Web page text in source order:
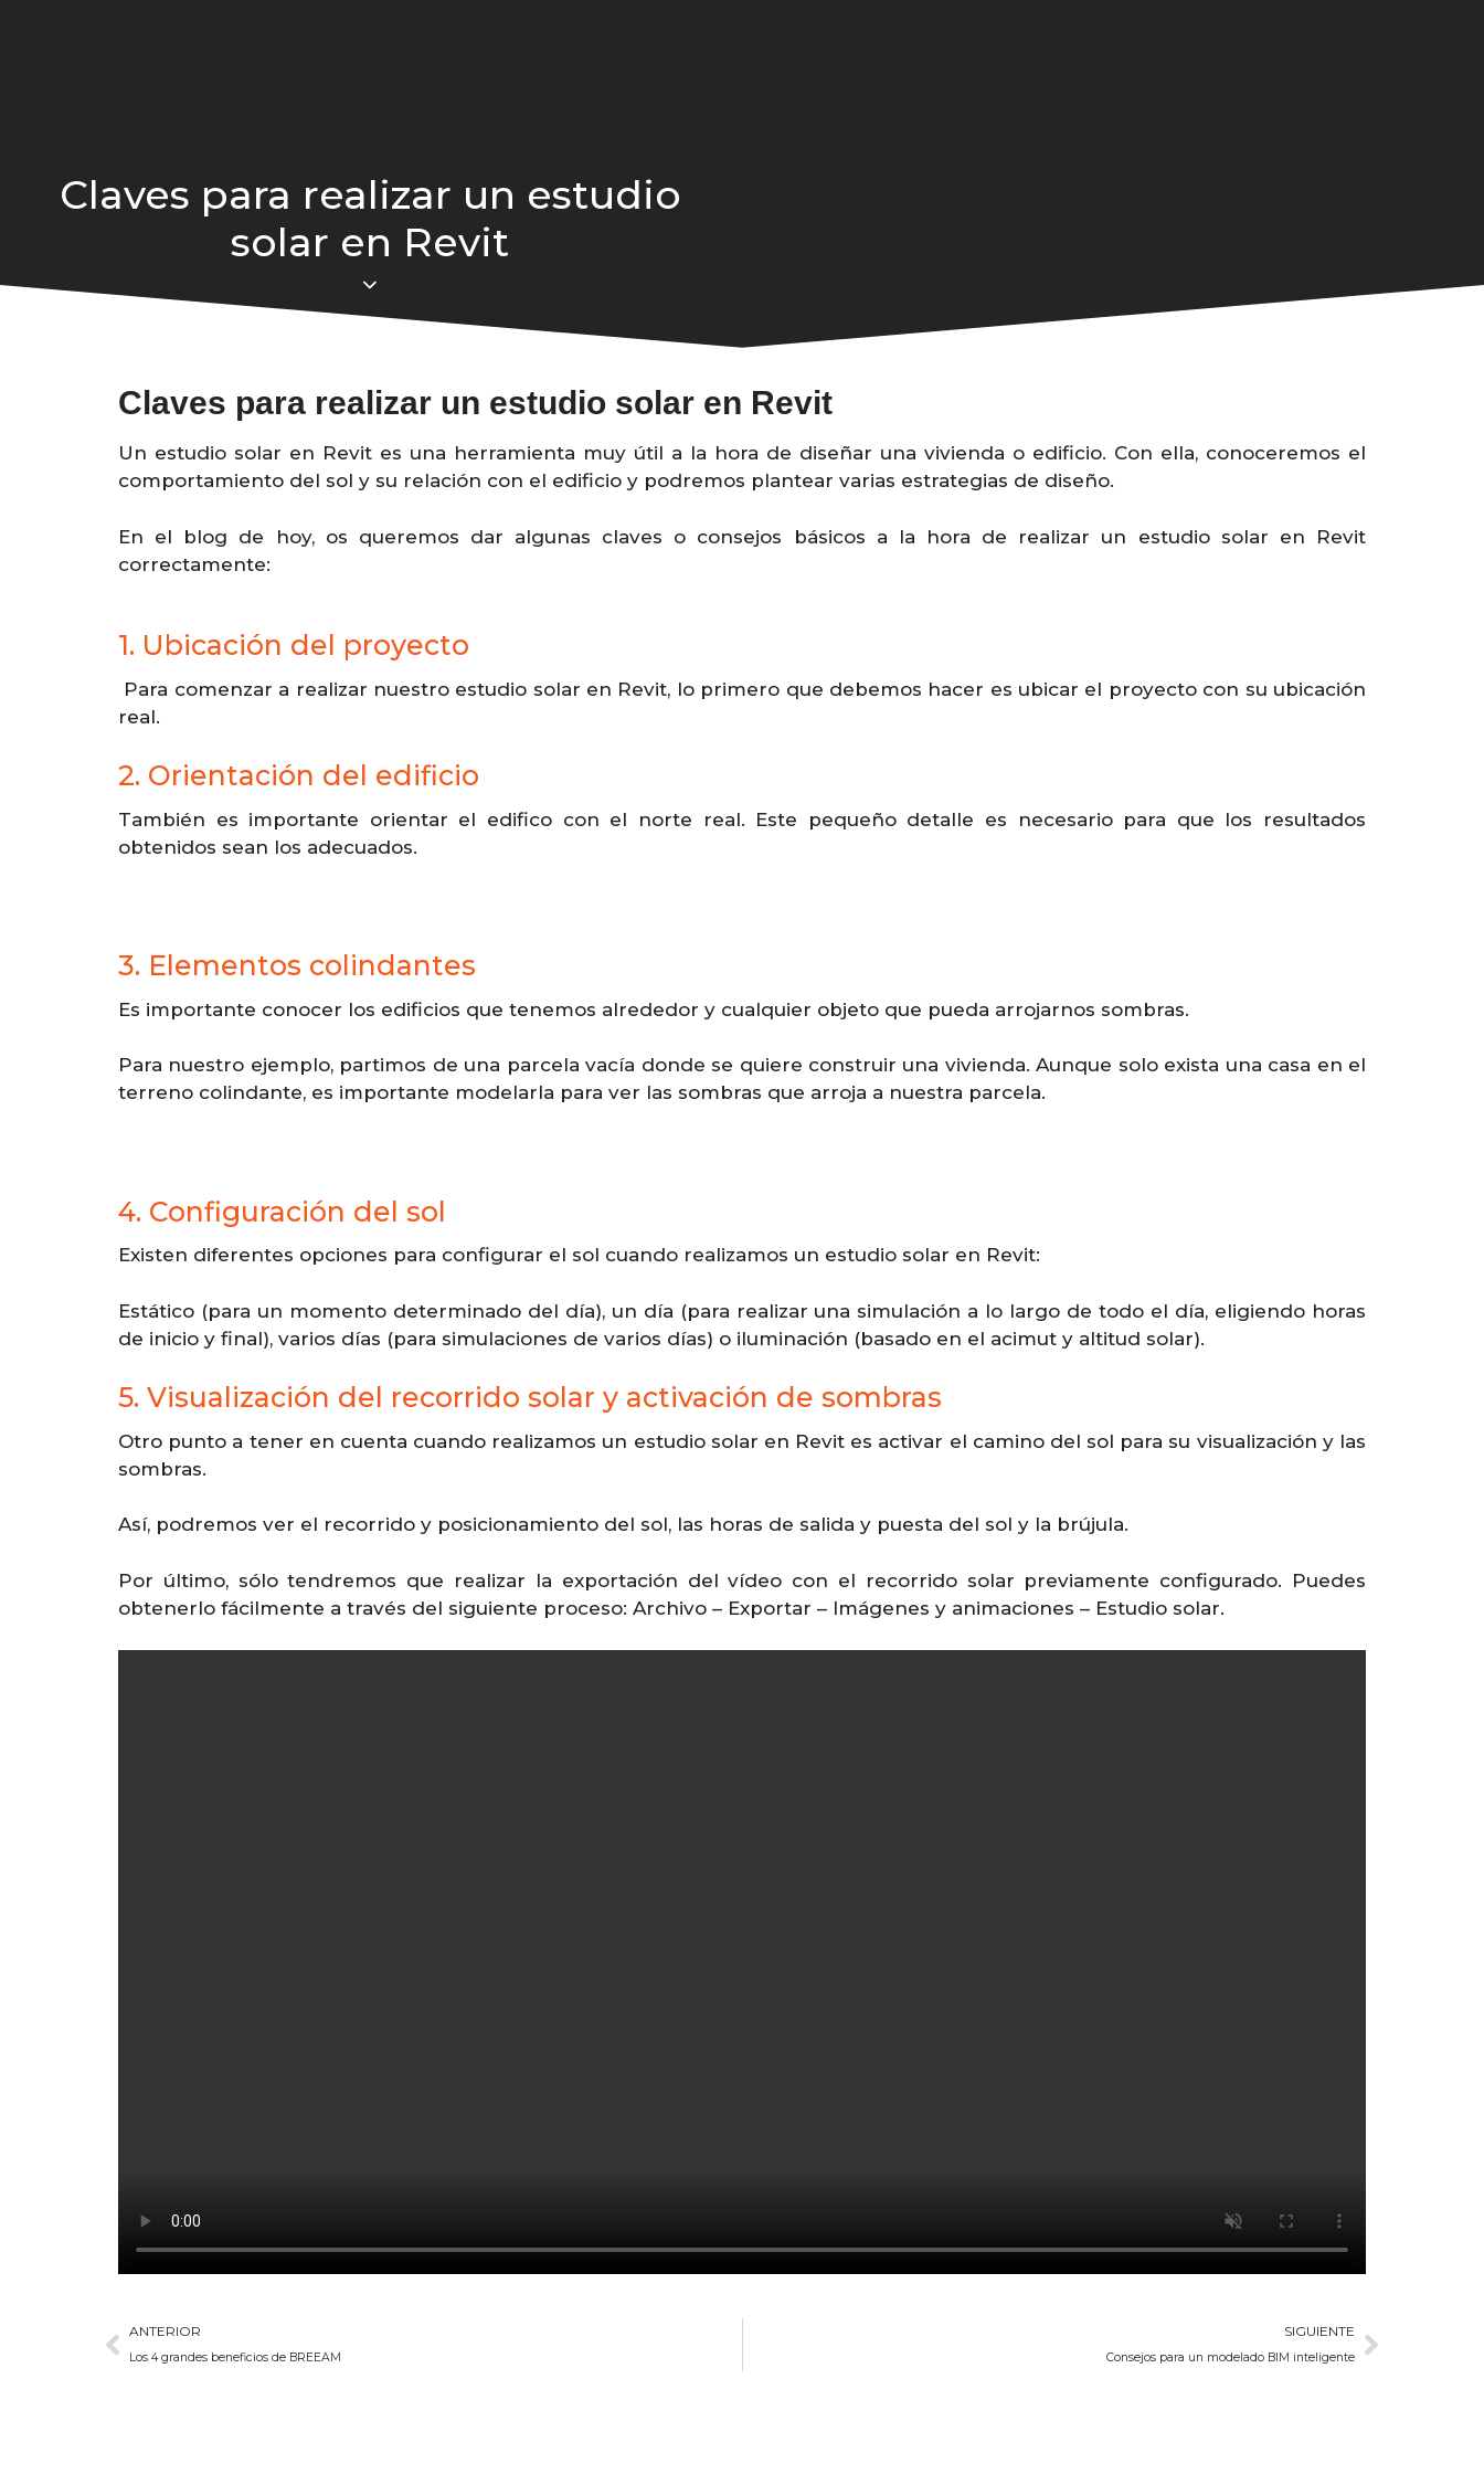
Claves para realizar un estudio
solar en Revit
Claves para realizar un estudio solar en Revit
Un estudio solar en Revit es una herramienta muy útil a la hora de diseñar una vivienda o edificio. Con ella, conoceremos el
comportamiento del sol y su relación con el edificio y podremos plantear varias estrategias de diseño.
En el blog de hoy, os queremos dar algunas claves o consejos básicos a la hora de realizar un estudio solar en Revit
correctamente:
1. Ubicación del proyecto
Para comenzar a realizar nuestro estudio solar en Revit, lo primero que debemos hacer es ubicar el proyecto con su ubicación
real.
2. Orientación del edificio
También es importante orientar el edifico con el norte real. Este pequeño detalle es necesario para que los resultados
obtenidos sean los adecuados.
3. Elementos colindantes
Es importante conocer los edificios que tenemos alrededor y cualquier objeto que pueda arrojarnos sombras.
Para nuestro ejemplo, partimos de una parcela vacía donde se quiere construir una vivienda. Aunque solo exista una casa en el
terreno colindante, es importante modelarla para ver las sombras que arroja a nuestra parcela.
4. Configuración del sol
Existen diferentes opciones para configurar el sol cuando realizamos un estudio solar en Revit:
Estático (para un momento determinado del día), un día (para realizar una simulación a lo largo de todo el día, eligiendo horas
de inicio y final), varios días (para simulaciones de varios días) o iluminación (basado en el acimut y altitud solar).
5. Visualización del recorrido solar y activación de sombras
Otro punto a tener en cuenta cuando realizamos un estudio solar en Revit es activar el camino del sol para su visualización y las
sombras.
Así, podremos ver el recorrido y posicionamiento del sol, las horas de salida y puesta del sol y la brújula.
Por último, sólo tendremos que realizar la exportación del vídeo con el recorrido solar previamente configurado. Puedes
obtenerlo fácilmente a través del siguiente proceso: Archivo – Exportar – Imágenes y animaciones – Estudio solar.
ANTERIOR
Los 4 grandes beneficios de BREEAM
SIGUIENTE
Consejos para un modelado BIM inteligente